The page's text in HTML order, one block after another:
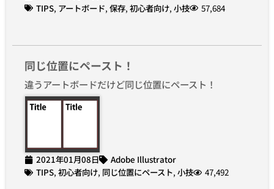
TIPS, アートボード, 保存, 初心者向け, 小技 57,684
同じ位置にペースト！
違うアートボードだけど同じ位置にペースト！
2021年01月08日
Adobe Illustrator
TIPS, 初心者向け, 同じ位置にペースト, 小技 47,492